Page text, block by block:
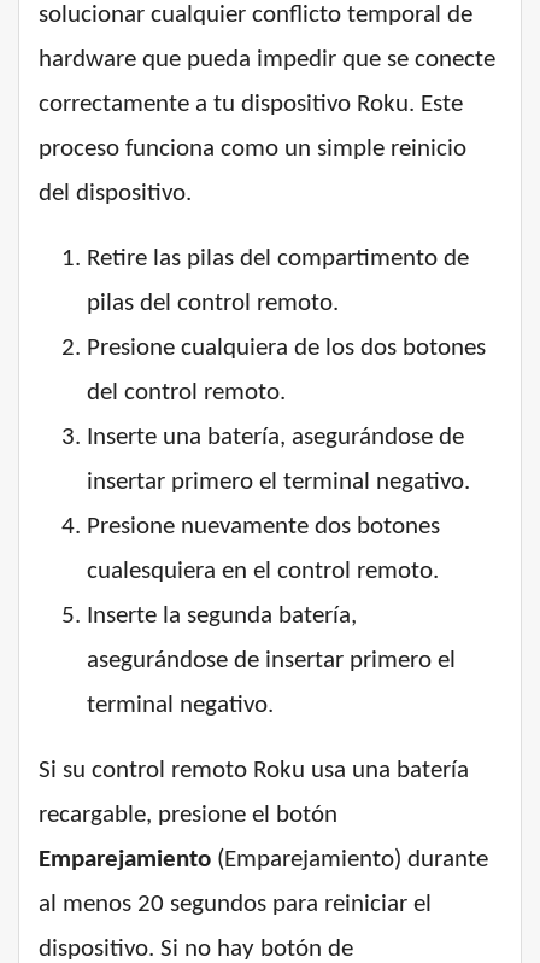
solucionar cualquier conflicto temporal de
hardware que pueda impedir que se conecte
correctamente a tu dispositivo Roku. Este
proceso funciona como un simple reinicio
del dispositivo.
Retire las pilas del compartimento de
pilas del control remoto.
Presione cualquiera de los dos botones
del control remoto.
Inserte una batería, asegurándose de
insertar primero el terminal negativo.
Presione nuevamente dos botones
cualesquiera en el control remoto.
Inserte la segunda batería,
asegurándose de insertar primero el
terminal negativo.
Si su control remoto Roku usa una batería
recargable, presione el botón
Emparejamiento (Emparejamiento) durante
al menos 20 segundos para reiniciar el
dispositivo. Si no hay botón de